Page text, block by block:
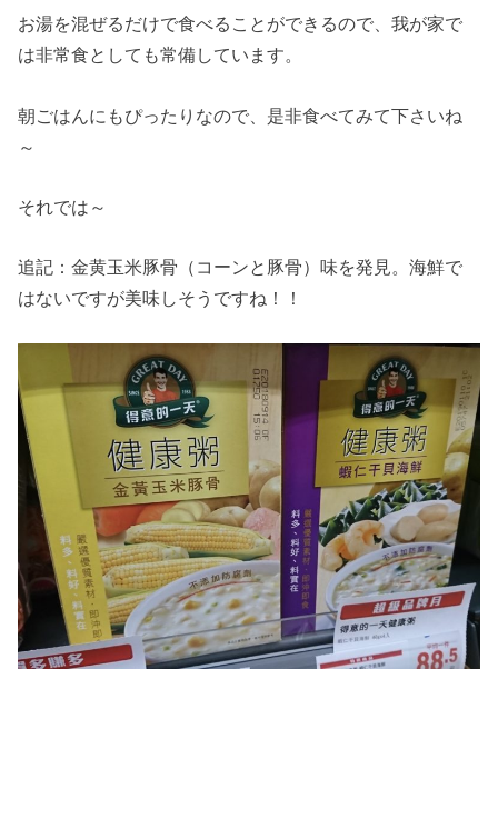
お湯を混ぜるだけで食べることができるので、我が家で
は非常食としても常備しています。
朝ごはんにもぴったりなので、是非食べてみて下さいね
～
それでは～
追記：金黄玉米豚骨（コーンと豚骨）味を発見。海鮮で
はないですが美味しそうですね！！